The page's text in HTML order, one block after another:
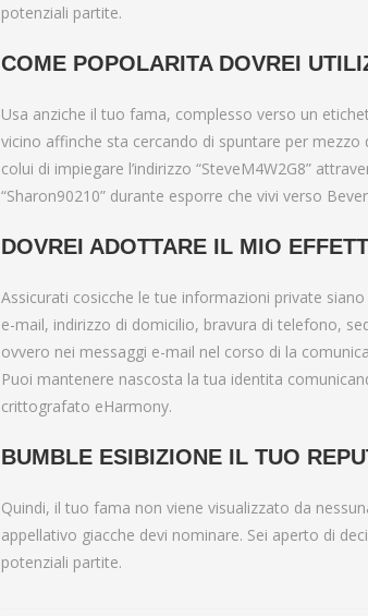
potenziali partite.
COME POPOLARITA DOVREI
Usa anziche il tuo fama, complesso verso un
vicino affinche sta cercando di spuntare per
colui di impiegare l’indirizzo “SteveM4W2G8”
“Sharon90210” durante esporre che vivi verso
DOVREI ADOTTARE IL MIO
Assicurati cosicche le tue informazioni private
e-mail, indirizzo di domicilio, bravura di telefono,
ovvero nei messaggi e-mail nel corso di la
Puoi mantenere nascosta la tua identita
crittografato eHarmony.
BUMBLE ESIBIZIONE IL TUO
Quindi, il tuo fama non viene visualizzato da
appellativo giacche devi nominare. Sei aperto di
potenziali partite.